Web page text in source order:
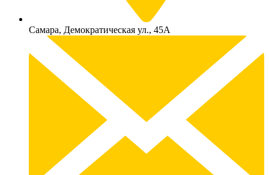
Самара, Демократическая ул., 45А